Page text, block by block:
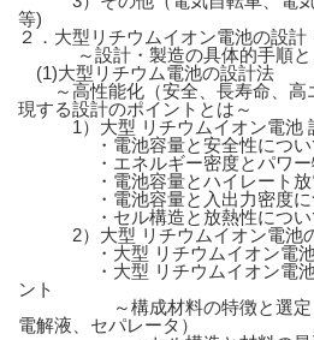
等)
２．大型リチウムイオン電池の設計
～設計・製造の具体的手順と
(1)大型リチウム電池の設計法
～高性能化（安全、長寿命、高
現する設計のポイントとは～
1）大型 リチウムイオン電池
・電池容量と安全性につい
・エネルギー密度とパワー
・電池容量とハイレート放電
・電池容量と入出力密度に
・セル構造と放熱性につい
2）大型 リチウムイオン電池
・大型 リチウムイオン電池
・大型 リチウムイオン電池に
ント
～構成材料の特徴と選定（
電解液、セパレータ）